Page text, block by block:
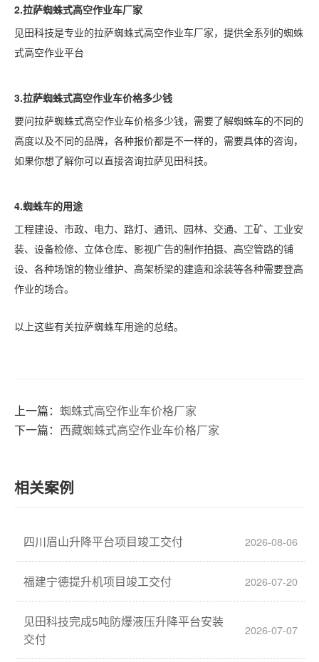
2.拉萨蜘蛛式高空作业车厂家
见田科技是专业的拉萨蜘蛛式高空作业车厂家，提供全系列的蜘蛛
式高空作业平台
3.拉萨蜘蛛式高空作业车价格多少钱
要问拉萨蜘蛛式高空作业车价格多少钱，需要了解蜘蛛车的不同的
高度以及不同的品牌，各种报价都是不一样的，需要具体的咨询，
如果你想了解你可以直接咨询拉萨见田科技。
4.蜘蛛车的用途
工程建设、市政、电力、路灯、通讯、园林、交通、工矿、工业安
装、设备检修、立体仓库、影视广告的制作拍摄、高空管路的铺
设、各种场馆的物业维护、高架桥梁的建造和涂装等各种需要登高
作业的场合。
以上这些有关拉萨蜘蛛车用途的总结。
上一篇： 蜘蛛式高空作业车价格厂家
下一篇： 西藏蜘蛛式高空作业车价格厂家
相关案例
四川眉山升降平台项目竣工交付 2026-08-06
福建宁德提升机项目竣工交付 2026-07-20
见田科技完成5吨防爆液压升降平台安装
交付
2026-07-07